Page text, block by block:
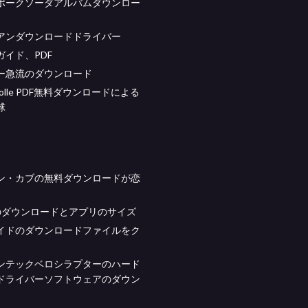
ークソーダアルバムダウンロー
ンダウンロードドライバー
イド、PDF
急流のダウンロード
PDF無料ダウンロードによる
・カブの無料ダウンロードが恋
ウンロードとアプリのサイズ
ドのダウンロードファイルをク
テックベロシラプターのハード
ライバーソフトウェアのダウン